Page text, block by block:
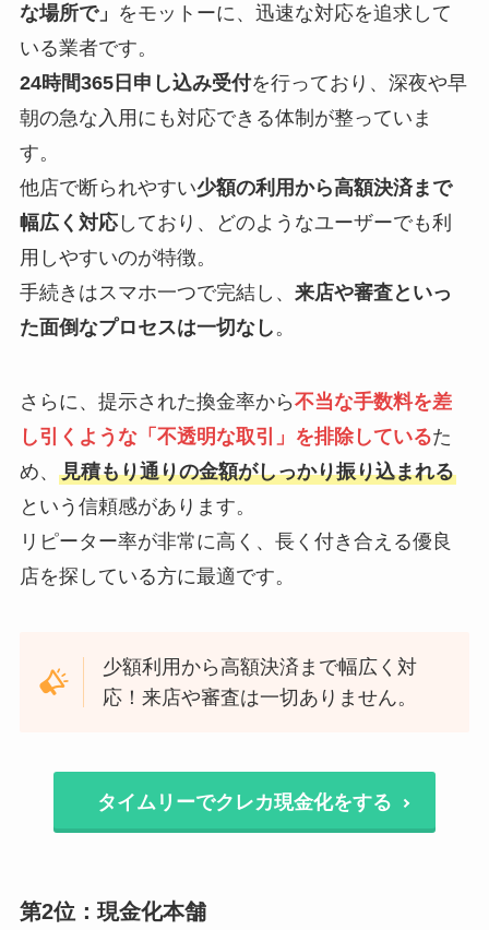
な場所で」 をモットーに、迅速な対応を追求して
いる業者です。
24時間365日申し込み受付を行っており、深夜や早
朝の急な入用にも対応できる体制が整っていま
す。
他店で断られやすい少額の利用から高額決済まで
幅広く対応しており、どのようなユーザーでも利
用しやすいのが特徴。
手続きはスマホ一つで完結し、 来店や審査といっ
た面倒なプロセスは一切なし 。
さらに、提示された換金率から不当な手数料を差
し引くような「不透明な取引」を排除しているた
め、 見積もり通りの金額がしっかり振り込まれる
という信頼感があります。
リピーター率が非常に高く、長く付き合える優良
店を探している方に最適です。
少額利用から高額決済まで幅広く対
応！来店や審査は一切ありません。
タイムリーでクレカ現金化をする
第2位：現金化本舗